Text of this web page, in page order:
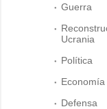
Guerra
Ucrania
Política
Economía
Defensa